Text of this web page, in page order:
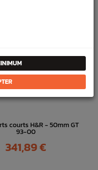
courts H&R - 50mm GT
93-00
Prix
341,89 €